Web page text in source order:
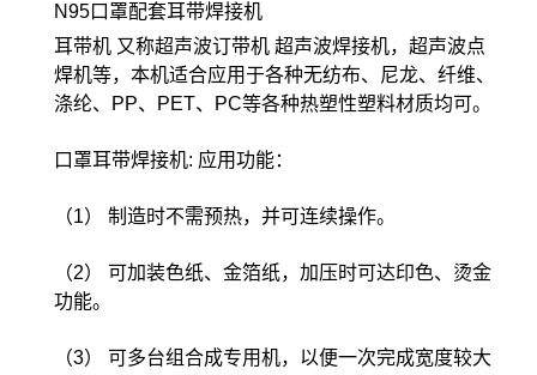
N95口罩配套耳带焊接机
耳带机 又称超声波订带机 超声波焊接机，超声波点
焊机等，本机适合应用于各种无纺布、尼龙、纤维、
涤纶、PP、PET、PC等各种热塑性塑料材质均可。
口罩耳带焊接机: 应用功能：
（1） 制造时不需预热，并可连续操作。
（2） 可加装色纸、金箔纸，加压时可达印色、烫金
功能。
（3） 可多台组合成专用机，以便一次完成宽度较大